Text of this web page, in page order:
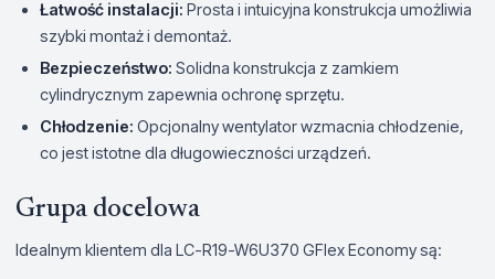
Łatwość instalacji: Prosta i intuicyjna konstrukcja umożliwia
szybki montaż i demontaż.
Bezpieczeństwo: Solidna konstrukcja z zamkiem
cylindrycznym zapewnia ochronę sprzętu.
Chłodzenie: Opcjonalny wentylator wzmacnia chłodzenie,
co jest istotne dla długowieczności urządzeń.
Grupa docelowa
Idealnym klientem dla LC-R19-W6U370 GFlex Economy są: